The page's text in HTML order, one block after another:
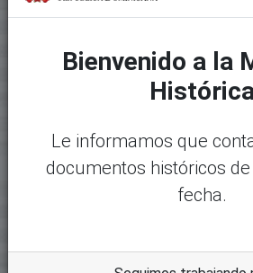
Bienvenido a la
Le informamos que
documentos históricos
fecha.